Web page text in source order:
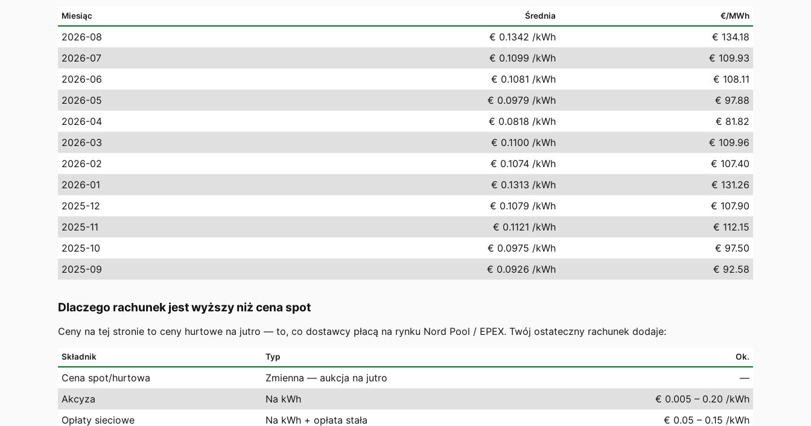
Miesiąc Średnia €/MWh
2026-08 € 0.1342 /kWh
€ 134.18
2026-07
€ 0.1099 /kWh
€ 109.93
2026-06
€ 0.1081 /kWh
€ 108.11
2026-05
€ 0.0979 /kWh
€ 97.88
2026-04
€ 0.0818 /kWh
€ 81.82
2026-03
€ 0.1100 /kWh
€ 109.96
2026-02
€ 0.1074 /kWh
€ 107.40
2026-01
€ 0.1313 /kWh
€ 131.26
2025-12
€ 0.1079 /kWh
€ 107.90
2025-11
€ 0.1121 /kWh
€ 112.15
2025-10
€ 0.0975 /kWh
€ 97.50
2025-09
€ 0.0926 /kWh € 92.58
Dlaczego rachunek jest wyższy niż cena spot
Ceny na tej stronie to ceny hurtowe na jutro — to, co dostawcy płacą na rynku Nord Pool / EPEX. Twój ostateczny rachunek dodaje:
Składnik Typ Ok.
Cena spot/hurtowa Zmienna — aukcja na jutro
—
Akcyza
Na kWh
€ 0.005 – 0.20 /kWh
Opłaty sieciowe
Na kWh + opłata stała € 0.05 – 0.15 /kWh